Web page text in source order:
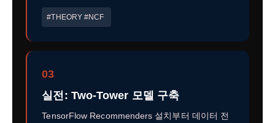
#THEORY #NCF
03
실전: Two-Tower 모델 구축
TensorFlow Recommenders 설치부터 데이터 전